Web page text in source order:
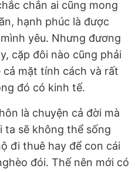
chắn ai cũng mong
hạnh phúc là được
yêu. Nhưng đương
cặp đôi nào cũng phải
cả mặt tính cách và rất
đó có kinh tế.
là chuyện cả đời mà
ta sẽ không thể sống
đi thuê hay để con cái
đói. Thế nên mới có